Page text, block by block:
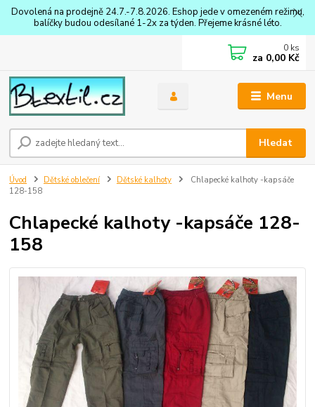
Dovolená na prodejně 24.7.-7.8.2026. Eshop jede v omezeném režimu,
balíčky budou odesílané 1-2x za týden. Přejeme krásné léto.
Menu
Hledat
0 ks
za 0,00 Kč
Úvod Dětské oblečení Dětské kalhoty
Chlapecké kalhoty -kapsáče
128-158
Chlapecké kalhoty -kapsáče 128-
158